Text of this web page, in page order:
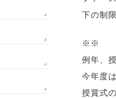
下の制
※※
例年、
今年度
授賞式